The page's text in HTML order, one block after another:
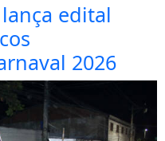
edital
2026